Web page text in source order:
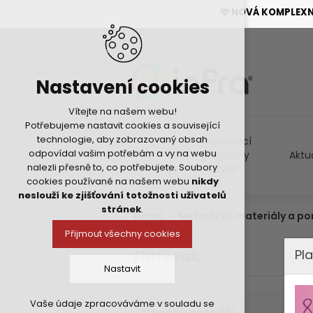
🩷 NOVÁ
Nastavení cookies
Vítejte na našem webu!
Potřebujeme nastavit cookies a související
technologie, aby zobrazovaný obsah
odpovídal vašim potřebám a vy na webu
nalezli přesně to, co potřebujete. Soubory
cookies používané na našem webu nikdy
neslouží ke zjišťování totožnosti uživatelů
stránek.
Přijmout všechny cookies
Nastavit
Vaše údaje zpracováváme v souladu se
Vzdělávací
programy
DVPP
Domů Metodické materiály a
Filtrovat: